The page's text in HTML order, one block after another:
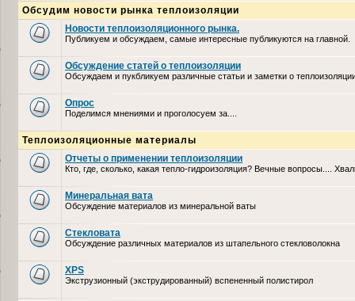
Обсудим новости рынка теплоизоляции
Новости теплоизоляционного рынка.
Публикуем и обсуждаем, самые интересные публикуются на главной.
Обсуждение статей о теплоизоляции
Обсуждаем и пукбликуем различные статьи и заметки о
Опрос
Поделимся мнениями и проголосуем за....
Теплоизоляционные материалы
Отчеты о применении теплоизоляции
Кто, где, сколько, какая тепло-гидроизоляция? Вечные вопросы....
Минеральная вата
Обсуждение материалов из минеральной ваты
Стекловата
Обсуждение различных материалов из штапельного стекловолокна
XPS
Экструзионный (экструдированный) вспененный полистирол